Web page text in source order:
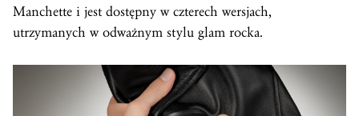
Manchette i jest dostępny w czterech wersjach,
utrzymanych w odważnym stylu glam rocka.